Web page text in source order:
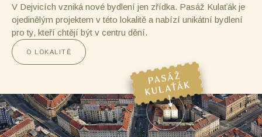
V Dejvicích vzniká nové bydlení jen zřídka. Pasáž Kulaťák je
ojedinělým projektem v této lokalitě a nabízí unikátní bydlení
pro ty, kteří chtějí být v centru dění.
O LOKALITĚ